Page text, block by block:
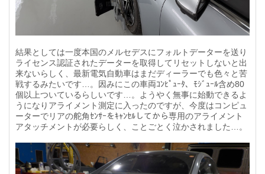
結果としては一度本国のメルセデスにフォルトデーターを送り
ライセンス認証されたデーターを取得してリセットしないと出
来ないらしく、最新電気自動車はまだディーラーでも色々と苦
戦するみたいです…。因みにこの車両ｺﾝﾋﾟｭｰﾀ、ﾓｼﾞｭｰﾙ含め80
個以上ついているらしいです…。ようやく無事に始動できるよ
うになりアライメント測定に入ったのですが、今度はコンピュ
ーターでリアの舵角ｾﾝｻｰをｷｬﾝｾﾙしてから専用のアライメント
アタッチメントが必要らしく、ことごとく泣かされました…。